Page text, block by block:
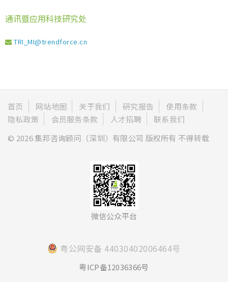
通讯暨应用科技研究处
TRI_MI@trendforce.cn
首页 网站地图 关于我们 研究报告
使用条款
隐私政策
会员服务条款 人才招聘
联系我们
© 2026 集邦咨询顾问（深圳）有限公司 版权所有 不得转载
微信公众平台
粤公网安备 44030402006464号
粤ICP备12036366号